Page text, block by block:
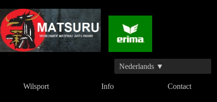
Nederlands ▼
Wilsport Info Contact